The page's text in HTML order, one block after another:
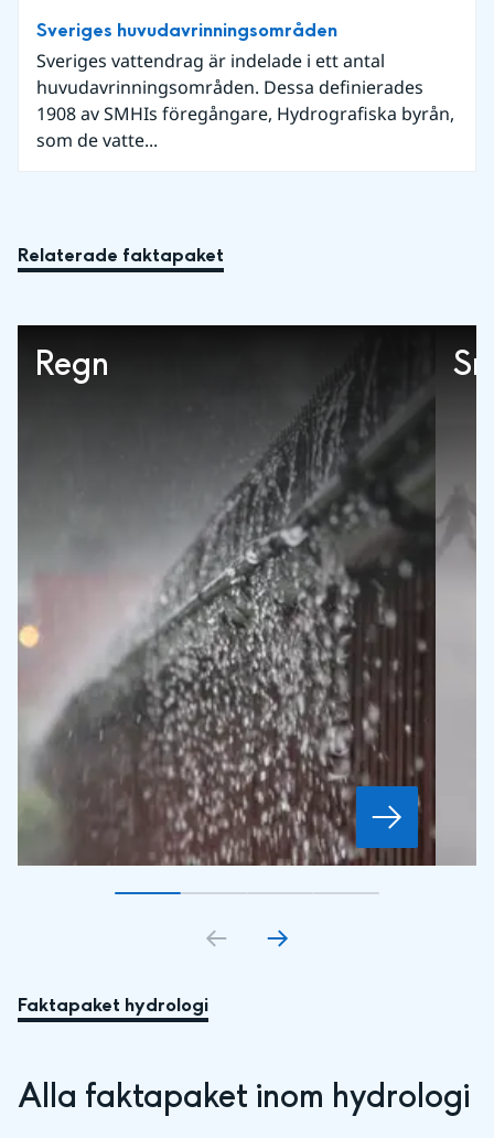
Sveriges huvudavrinningsområden
Sveriges vattendrag är indelade i ett antal
huvudavrinningsområden. Dessa definierades
1908 av SMHIs föregångare, Hydrografiska byrån,
som de vatte...
Relaterade faktapaket
Regn
Gå till bildkort1
Gå till bildkort2
Gå till bildkort3
Gå till bildkort
Faktapaket hydrologi
Alla faktapaket inom hydrologi